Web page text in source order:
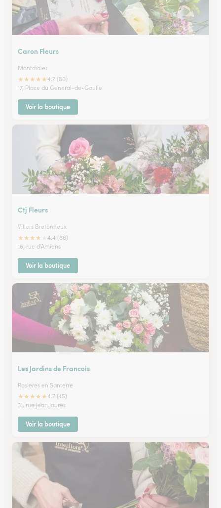
Caron Fleurs
Montdidier
★★★★★4.7 (80)
17, Place du General-de-Gaulle
Voir la boutique
Ctj Fleurs
Villers Bretonneux
★★★★
4.4 (86)
16, rue d'Amiens
Voir la boutique
Les Jardins de Francois
Rosieres en Santerre
★★★★★4.7 (45)
31, rue Jean Jaurès
Voir la boutique